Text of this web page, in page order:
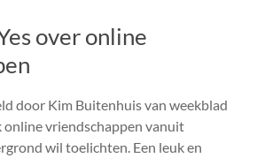
over online
door Kim Buitenhuis van weekblad
online vriendschappen vanuit
wil toelichten. Een leuk en